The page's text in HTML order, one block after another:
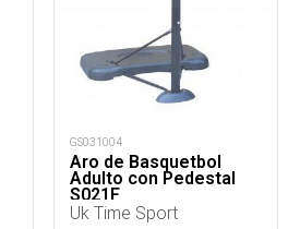
GS031004
Aro de Basquetbol
Adulto con Pedestal
S021F
Uk Time Sport